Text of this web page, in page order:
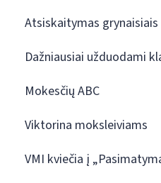
Atsiskaitymas grynaisiais
Dažniausiai užduodami
Mokesčių ABC
Viktorina moksleiviams
VMI kviečia į